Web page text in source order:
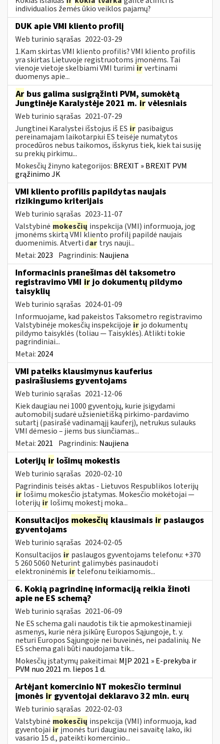
individualios žemės ūkio veiklos pajamų?
DUK apie VMI kliento profilį
Web turinio sąrašas 2022-03-29
1.Kam skirtas VMI kliento profilis? VMI kliento profilis
yra skirtas Lietuvoje registruotoms įmonėms. Tai
vienoje vietoje skelbiami VMI turimi irvertinami
duomenys apie...
Ar bus galima susigrąžinti PVM, sumokėtą
Jungtinėje Karalystėje 2021 m. ir vėlesniais
Web turinio sąrašas 2021-07-29
Jungtinei Karalystei išstojus iš ES ir pasibaigus
pereinamajam laikotarpiui ES teisėje numatytos
procedūros nebus taikomos, išskyrus tiek, kiek tai susiję
su prekių pirkimu...
Mokesčių žinyno kategorijos: BREXIT » BREXIT PVM
grąžinimo JK
VMI kliento profilis papildytas naujais
rizikingumo kriterijais
Web turinio sąrašas 2023-11-07
Valstybinė mokesčių inspekcija (VMI) informuoja, jog
įmonėms skirtą VMI kliento profilį papildė naujais
duomenimis. Atverti dar trys nauji...
Metai: 2023 Pagrindinis: Naujiena
Informacinis pranešimas dėl taksometro
registravimo VMI irjo dokumentų pildymo
taisyklių
Web turinio sąrašas 2024-01-09
Informuojame, kad pakeistos Taksometro registravimo
Valstybinėje mokesčių inspekcijoje ir jo dokumentų
pildymo taisyklės (toliau — Taisyklės). Atlikti tokie
pagrindiniai...
Metai: 2024
VMI pateiks klausimynus kauferius
pasirašiusiems gyventojams
Web turinio sąrašas 2021-12-06
Kiek daugiau nei 1000 gyventojų, kurie įsigydami
automobilį sudarė užsienietišką pirkimo-pardavimo
sutartį (pasirašė vadinamąjį kauferį), netrukus sulauks
VMI dėmesio – jiems bus siunčiamas...
Metai: 2021 Pagrindinis: Naujiena
Loterijų ir lošimų mokestis
Web turinio sąrašas 2020-02-10
Pagrindinis teisės aktas - Lietuvos Respublikos loterijų
ir lošimų mokesčio įstatymas. Mokesčio mokėtojai —
loterijų ir lošimų mokestį moka...
Konsultacijos mokesčių klausimais ir paslaugos
gyventojams
Web turinio sąrašas 2024-02-05
Konsultacijos ir paslaugos gyventojams telefonu: +370
5 260 5060 Neturint galimybės pasinaudoti
elektroninėmis ir telefonu teikiamomis...
6. Kokią pagrindinę informaciją reikia žinoti
apie ne ES schemą?
Web turinio sąrašas 2021-06-09
Ne ES schema gali naudotis tik tie apmokestinamieji
asmenys, kurie nėra įsikūrę Europos Sąjungoje, t. y.
neturi Europos Sąjungoje nei buveinės, nei padalinių. Ne
ES schema gali būti naudojama tik...
Mokesčių įstatymų pakeitimai: MĮP 2021 » E-prekyba ir
PVM nuo 2021 m. liepos 1 d.
Artėjant komercinio NT mokesčio terminui
įmonės ir gyventojai deklaravo 32 mln. eurų
Web turinio sąrašas 2022-02-03
Valstybinė mokesčių inspekcija (VMI) informuoja, kad
gyventojai irįmonės turi daugiau nei savaitę lako, iki
vasario 15 d., pateikti komercinio...